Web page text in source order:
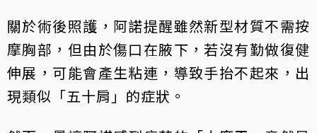
關於術後照護，阿諾提醒雖然新型材質不需按
摩胸部，但由於傷口在腋下，若沒有勤做復健
伸展，可能會產生粘連，導致手抬不起來，出
現類似「五十肩」的症狀。